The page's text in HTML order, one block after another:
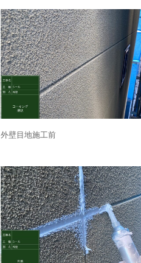
外壁目地施工前